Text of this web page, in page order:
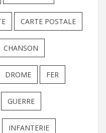
CARTE POSTALE
CHANSON
DROME FER
GUERRE
INFANTERIE